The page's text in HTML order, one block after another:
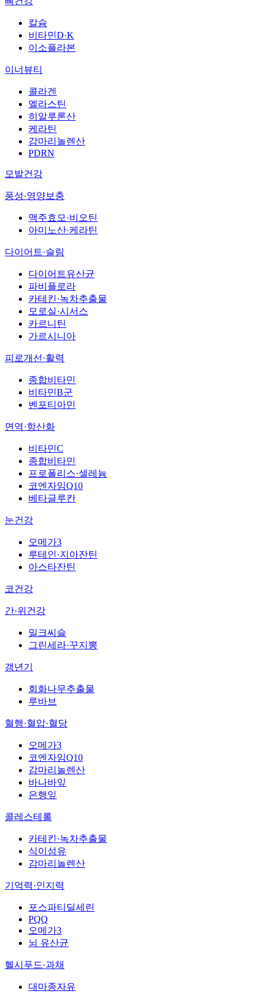
칼슘
비타민D·K
이소플라본
이너뷰티
콜라겐
엘라스틴
히알루론산
케라틴
감마리놀렌산
PDRN
모발건강
풍성·영양보충
맥주효모·비오틴
아미노산·케라틴
다이어트·슬림
다이어트유산균
파비플로라
카테킨·녹차추출물
모로실·시서스
카르니틴
가르시니아
피로개선·활력
종합비타민
비타민B군
벤포티아민
면역·항산화
비타민C
종합비타민
프로폴리스·셀레늄
코엔자임Q10
베타글루칸
눈건강
오메가3
루테인·지아잔틴
아스타잔틴
코건강
간·위건강
밀크씨슬
그린세라·꾸지뽕
갱년기
회화나무추출물
루바브
혈행·혈압·혈당
오메가3
코엔자임Q10
감마리놀렌산
바나바잎
은행잎
콜레스테롤
카테킨·녹차추출물
식이섬유
감마리놀렌산
기억력·인지력
포스파티딜세린
PQQ
오메가3
뇌 유산균
헬시푸드·과채
대마종자유